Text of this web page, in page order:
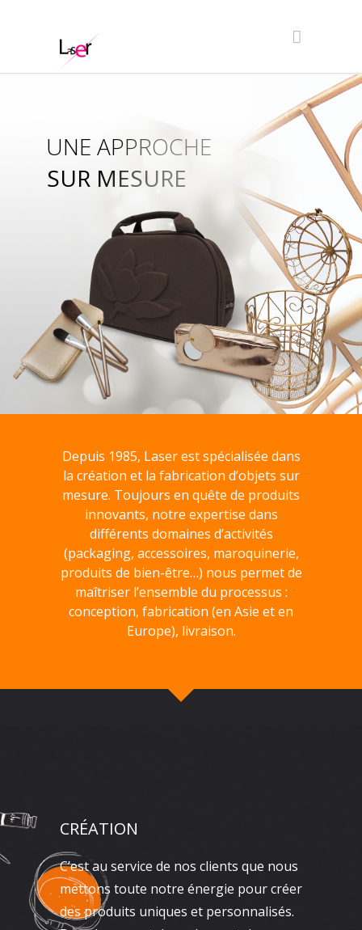
SUR MESURE
UNE APPROCHE
Depuis 1985, Laser est spécialisée dans
la création et la fabrication d’objets sur
mesure. Toujours en quête de produits
innovants, notre expertise dans
différents domaines d’activités
(packaging, accessoires, maroquinerie,
produits de bien-être…) nous permet de
maîtriser l’ensemble du processus :
conception, fabrication (en Asie et en
Europe), livraison.
CRÉATION
C’est au service de nos clients que nous
mettons toute notre énergie pour créer
des produits uniques et personnalisés.